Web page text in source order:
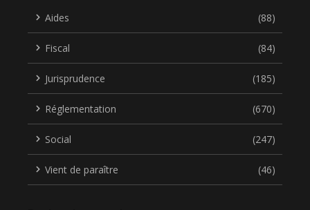
Aides (88)
Fiscal (84)
Jurisprudence (185)
Réglementation (670)
Social (247)
Vient de paraître (46)